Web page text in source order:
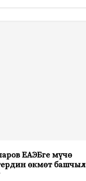
ЕАЭБге мүчө
өкмөт